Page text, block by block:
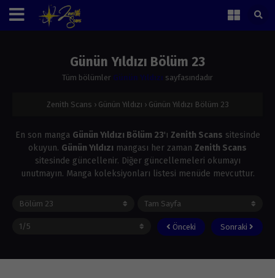
Günün Yıldızı Bölüm 23
Tüm bölümler Günün Yıldızı sayfasındadır
Zenith Scans › Günün Yıldızı › Günün Yıldızı Bölüm 23
En son manga Günün Yıldızı Bölüm 23'ı Zenith Scans sitesinde
okuyun. Günün Yıldızı mangası her zaman Zenith Scans
sitesinde güncellenir. Diğer güncellemeleri okumayı
unutmayın. Manga koleksiyonları listesi menüde mevcuttur.
Önceki Sonraki